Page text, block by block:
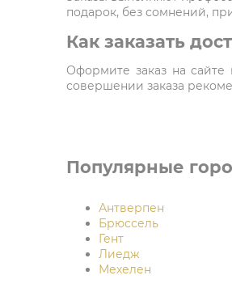
подарок, без сомнений,
Как заказать
Оформите заказ на
совершении заказа
Популярные
Антверпен
Брюссель
Гент
Лиедж
Мехелен